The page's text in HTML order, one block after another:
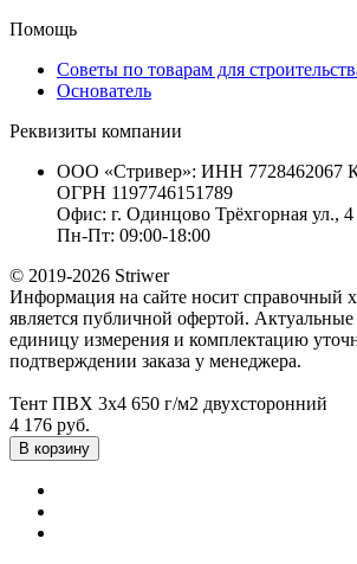
Помощь
Советы по товарам для
Основатель
Реквизиты компании
ООО «Стривер»: ИНН 7728462067
ОГРН 1197746151789
Офис: г. Одинцово Трёхгорная ул., 4
Пн-Пт: 09:00-18:00
© 2019-2026 Striwer
Информация на сайте носит справочный
является публичной офертой.
единицу измерения и комплектацию
подтверждении заказа у менеджера.
Тент ПВХ 3х4 650 г/м2 двухсторонний
4 176 руб.
В корзину